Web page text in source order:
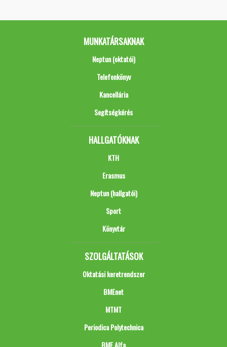
MUNKATÁRSAKNAK
Neptun (oktatói)
Telefonkönyv
Kancellária
Segítségkérés
HALLGATÓKNAK
KTH
Erasmus
Neptun (hallgatói)
Sport
Könyvtár
SZOLGÁLTATÁSOK
Oktatási keretrendszer
BMEnet
MTMT
Periodica Polytechnica
BME Alfa